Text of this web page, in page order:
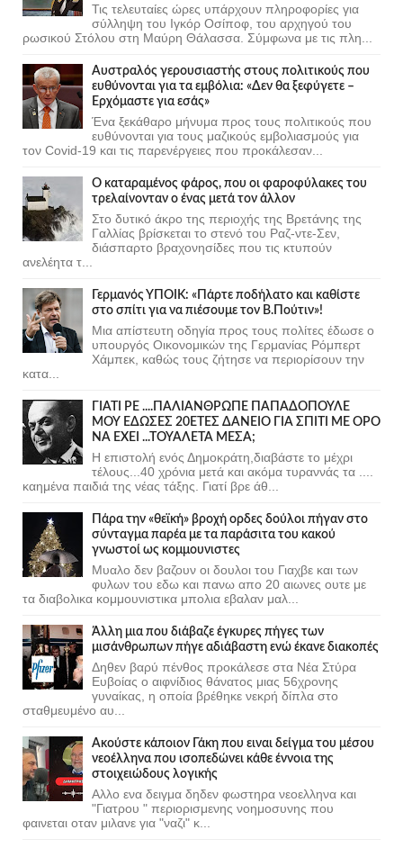
Τις τελευταίες ώρες υπάρχουν πληροφορίες για
σύλληψη του Ιγκόρ Οσίποφ, του αρχηγού του
ρωσικού Στόλου στη Μαύρη Θάλασσα. Σύμφωνα με τις πλη...
Αυστραλός γερουσιαστής στους πολιτικούς που
ευθύνονται για τα εμβόλια: «Δεν θα ξεφύγετε –
Ερχόμαστε για εσάς»
Ένα ξεκάθαρο μήνυμα προς τους πολιτικούς που
ευθύνονται για τους μαζικούς εμβολιασμούς για
τον Covid-19 και τις παρενέργειες που προκάλεσαν...
Ο καταραμένος φάρος, που οι φαροφύλακες του
τρελαίνονταν ο ένας μετά τον άλλον
Στο δυτικό άκρο της περιοχής της Βρετάνης της
Γαλλίας βρίσκεται το στενό του Ραζ-ντε-Σεν,
διάσπαρτο βραχονησίδες που τις κτυπούν
ανελέητα τ...
Γερμανός ΥΠΟΙΚ: «Πάρτε ποδήλατο και καθίστε
στο σπίτι για να πιέσουμε τον Β.Πούτιν»!
Μια απίστευτη οδηγία προς τους πολίτες έδωσε ο
υπουργός Οικονομικών της Γερμανίας Ρόμπερτ
Χάμπεκ, καθώς τους ζήτησε να περιορίσουν την
κατα...
ΓΙΑΤΙ ΡΕ ....ΠΑΛΙΑΝΘΡΩΠΕ ΠΑΠΑΔΟΠΟΥΛΕ
ΜΟΥ ΕΔΩΣΕΣ 20ΕΤΕΣ ΔΑΝΕΙΟ ΓΙΑ ΣΠΙΤΙ ΜΕ ΟΡΟ
ΝΑ ΕΧΕΙ ...ΤΟΥΑΛΕΤΑ ΜΕΣΑ;
Η επιστολή ενός Δημοκράτη,διαβάστε το μέχρι
τέλους...40 χρόνια μετά και ακόμα τυραννάς τα ....
καημένα παιδιά της νέας τάξης. Γιατί βρε άθ...
Πάρα την «θεϊκή» βροχή ορδες δούλοι πήγαν στο
σύνταγμα παρέα με τα παράσιτα του κακού
γνωστοί ως κομμουνιστες
Μυαλο δεν βαζουν οι δουλοι του Γιαχβε και των
φυλων του εδω και πανω απο 20 αιωνες ουτε με
τα διαβολικα κομμουνιστικα μπολια εβαλαν μαλ...
Άλλη μια που διάβαζε έγκυρες πήγες των
μισάνθρωπων πήγε αδιάβαστη ενώ έκανε διακοπές
Δηθεν βαρύ πένθος προκάλεσε στα Νέα Στύρα
Ευβοίας ο αιφνίδιος θάνατος μιας 56χρονης
γυναίκας, η οποία βρέθηκε νεκρή δίπλα στο
σταθμευμένο αυ...
Ακούστε κάποιον Γάκη που ειναι δείγμα του μέσου
νεοέλληνα που ισοπεδώνει κάθε έννοια της
στοιχειώδους λογικής
Αλλο ενα δειγμα δηδεν φωστηρα νεοελληνα και
"Γιατρου " περιορισμενης νοημοσυνης που
φαινεται οταν μιλανε για "ναζι" κ...